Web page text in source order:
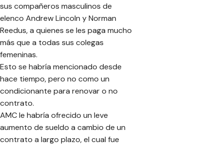
sus compañeros masculinos de
elenco Andrew Lincoln y Norman
Reedus, a quienes se les paga mucho
más que a todas sus colegas
femeninas.
Esto se habría mencionado desde
hace tiempo, pero no como un
condicionante para renovar o no
contrato.
AMC le habría ofrecido un leve
aumento de sueldo a cambio de un
contrato a largo plazo, el cual fue